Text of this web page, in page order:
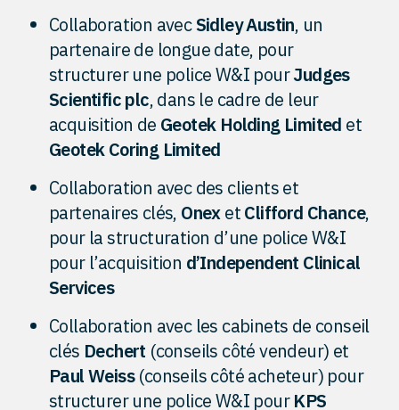
Collaboration avecSidley Austin, un
partenaire de longue date, pour
structurer une police W&I pourJudges
Scientific plc, dans le cadre de leur
acquisition de Geotek Holding Limited et
Geotek Coring Limited
Collaboration avec des clients et
partenaires clés, OnexetClifford Chance,
pour la structuration d’une police W&I
pour l’acquisition d’Independent Clinical
Services
Collaboration avec les cabinets de conseil
clés Dechert (conseils côté vendeur) et
Paul Weiss(conseils côté acheteur) pour
structurer une police W&I pourKPS